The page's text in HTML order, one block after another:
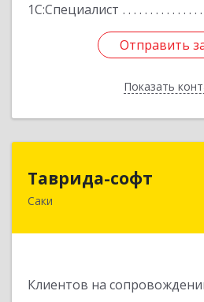
1С:Специалист
Отправить
Показать
Отправить
Назад
Таврида-софт
Саки
Клиентов на